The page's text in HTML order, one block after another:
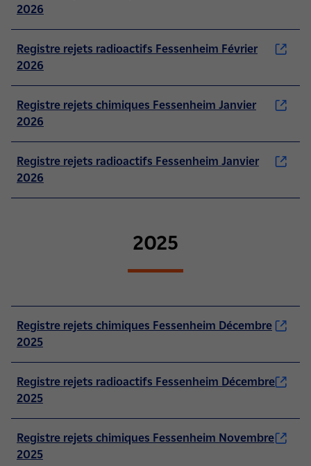
2026
Registre rejets radioactifs Fessenheim Février
2026
Registre rejets chimiques Fessenheim Janvier
2026
Registre rejets radioactifs Fessenheim Janvier
2026
2025
Registre rejets chimiques Fessenheim Décembre
2025
Registre rejets radioactifs Fessenheim Décembre
2025
Registre rejets chimiques Fessenheim Novembre
2025